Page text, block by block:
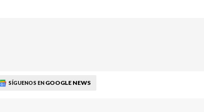
SÍGUENOS EN GOOGLE NEWS